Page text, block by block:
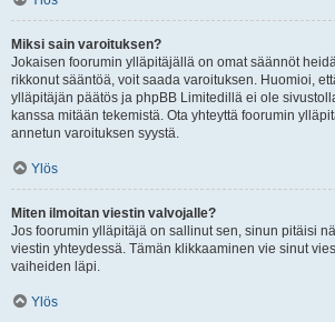
Miksi sain varoituksen?
Jokaisen foorumin ylläpitäjällä on omat säännöt
rikkonut sääntöä, voit saada varoituksen. Huomioi,
ylläpitäjän päätös ja phpBB Limitedillä ei ole
kanssa mitään tekemistä. Ota yhteyttä foorumin
annetun varoituksen syystä.
Ylös
Miten ilmoitan viestin valvojalle?
Jos foorumin ylläpitäjä on sallinut sen, sinun pitäisi
viestin yhteydessä. Tämän klikkaaminen vie sinut
vaiheiden läpi.
Ylös